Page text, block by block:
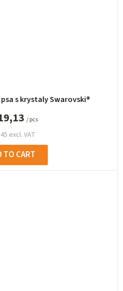
s krystaly Swarovski®
excl. VAT
/ pcs
TO CART